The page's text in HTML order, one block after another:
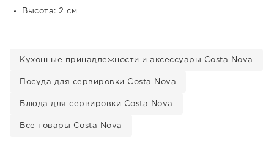
Высота: 2 см
Кухонные принадлежности и аксессуары Costa Nova
Посуда для сервировки Costa Nova
Блюда для сервировки Costa Nova
Все товары Costa Nova